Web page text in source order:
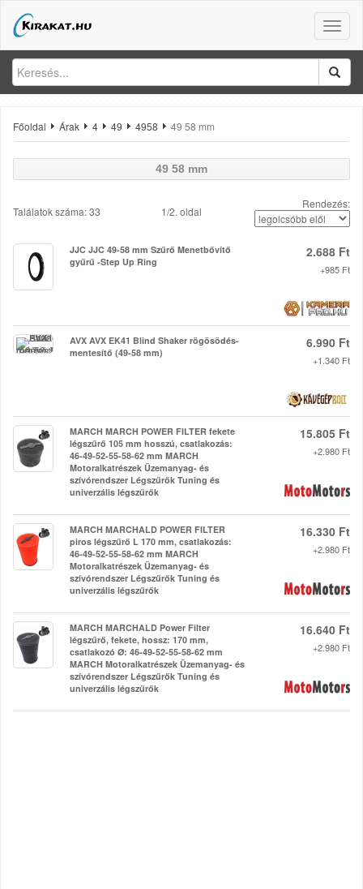
Toggle
Főoldal Árak 4 49 4958 49 58 mm
49 58 mm
Találatok száma: 33 1/2. oldal
Rendezés:
JJC JJC 49-58 mm Szűrő Menetbővítő
gyűrű -Step Up Ring
2.688 Ft
+985 Ft
AVX AVX EK41 Blind Shaker rögösödés-
mentesítő (49-58 mm)
6.990 Ft
+1.340 Ft
MARCH MARCH POWER FILTER fekete
légszűrő 105 mm hosszú, csatlakozás:
46-49-52-55-58-62 mm MARCH
Motoralkatrészek Üzemanyag- és
szívórendszer Légszűrők Tuning és
univerzális légszűrők
15.805 Ft
+2.980 Ft
MARCH MARCHALD POWER FILTER
piros légszűrő L 170 mm, csatlakozás:
46-49-52-55-58-62 mm MARCH
Motoralkatrészek Üzemanyag- és
szívórendszer Légszűrők Tuning és
univerzális légszűrők
16.330 Ft
+2.980 Ft
MARCH MARCHALD Power Filter
légszűrő, fekete, hossz: 170 mm,
csatlakozó Ø: 46-49-52-55-58-62 mm
MARCH Motoralkatrészek Üzemanyag- és
szívórendszer Légszűrők Tuning és
univerzális légszűrők
16.640 Ft
+2.980 Ft